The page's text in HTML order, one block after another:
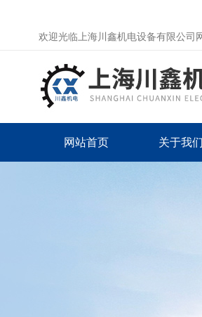
欢迎光临上海川鑫机电设备有限公司
网站首页 关于我们